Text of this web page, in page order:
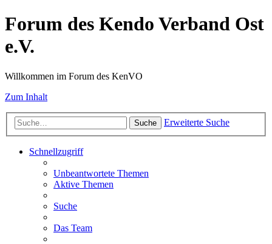
Forum des Kendo Verband Ost
e.V.
Willkommen im Forum des KenVO
Zum Inhalt
Suche Erweiterte Suche
Schnellzugriff
Unbeantwortete Themen
Aktive Themen
Suche
Das Team